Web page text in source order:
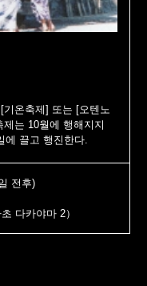
온축제] 또는 [오텐노
는 10월에 행해지지
에 끌고 행진한다.
전후)
다카야마 2）